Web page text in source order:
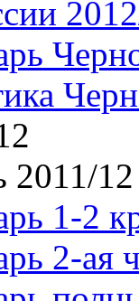
2011/12
1-2
2-ая